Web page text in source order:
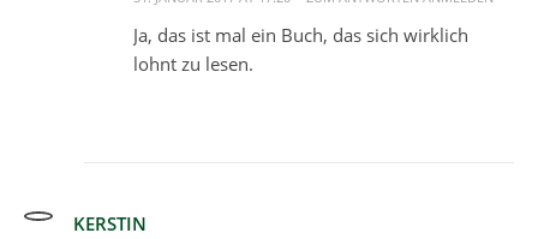
Ja, das ist mal ein Buch, das sich wirklich
lohnt zu lesen.
KERSTIN